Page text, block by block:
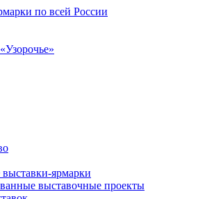
по всей России
ярмарки
выставочные проекты